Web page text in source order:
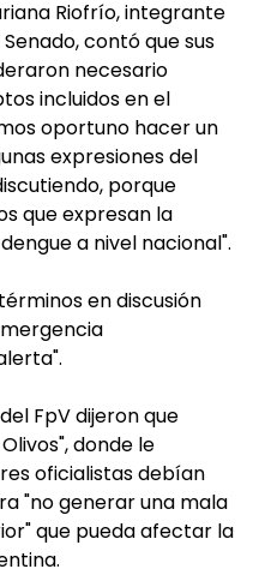
Riofrío, integrante
contó que sus
necesario
incluidos en el
oportuno hacer un
expresiones del
porque
que expresan la
a nivel nacional".
en discusión
FpV dijeron que
donde le
oficialistas debían
"no generar una mala
que pueda afectar la